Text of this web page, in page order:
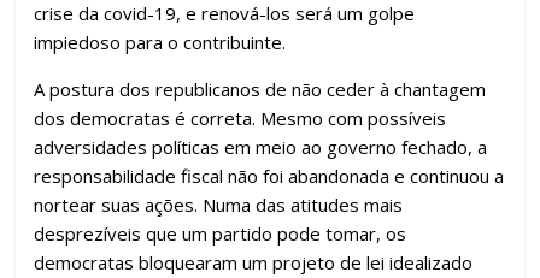
crise da covid-19, e renová-los será um golpe
impiedoso para o contribuinte.
A postura dos republicanos de não ceder à chantagem
dos democratas é correta. Mesmo com possíveis
adversidades políticas em meio ao governo fechado, a
responsabilidade fiscal não foi abandonada e continuou a
nortear suas ações. Numa das atitudes mais
desprezíveis que um partido pode tomar, os
democratas bloquearam um projeto de lei idealizado